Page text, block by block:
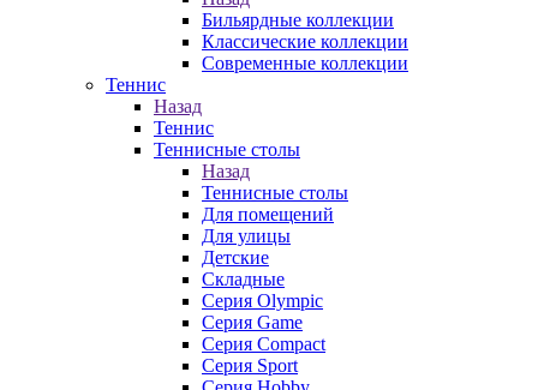
Бильярдные коллекции
Классические коллекции
Современные коллекции
Теннис
Назад
Теннис
Теннисные столы
Назад
Теннисные столы
Для помещений
Для улицы
Детские
Складные
Серия Olympic
Серия Game
Серия Compact
Серия Sport